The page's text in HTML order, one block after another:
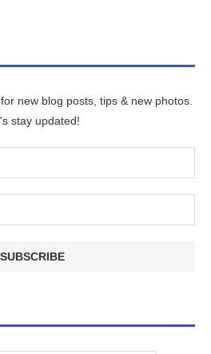
new blog posts, tips & new photos.
stay updated!